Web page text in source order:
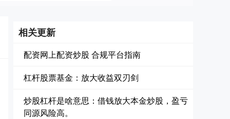
相关更新
配资网上配资炒股 合规平台指南
杠杆股票基金：放大收益双刃剑
炒股杠杆是啥意思：借钱放大本金炒股，盈亏
同源风险高。